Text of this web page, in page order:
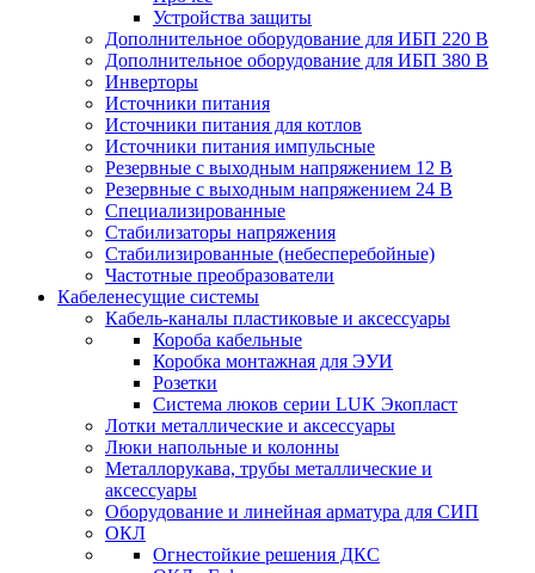
Устройства защиты
Дополнительное оборудование для ИБП 220 В
Дополнительное оборудование для ИБП 380 В
Инверторы
Источники питания
Источники питания для котлов
Источники питания импульсные
Резервные с выходным напряжением 12 В
Резервные с выходным напряжением 24 В
Специализированные
Стабилизаторы напряжения
Стабилизированные (небесперебойные)
Частотные преобразователи
Кабеленесущие системы
Кабель-каналы пластиковые и аксессуары
Короба кабельные
Коробка монтажная для ЭУИ
Розетки
Система люков серии LUK Экопласт
Лотки металлические и аксессуары
Люки напольные и колонны
Металлорукава, трубы металлические и
аксессуары
Оборудование и линейная арматура для СИП
ОКЛ
Огнестойкие решения ДКС